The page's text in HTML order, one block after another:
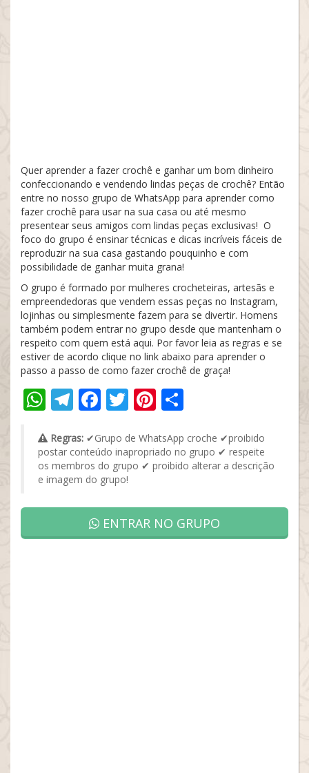
Quer aprender a fazer crochê e ganhar um bom dinheiro
confeccionando e vendendo lindas peças de crochê? Então
entre no nosso grupo de WhatsApp para aprender como
fazer crochê para usar na sua casa ou até mesmo
presentear seus amigos com lindas peças exclusivas! O
foco do grupo é ensinar técnicas e dicas incríveis fáceis de
reproduzir na sua casa gastando pouquinho e com
possibilidade de ganhar muita grana!
O grupo é formado por mulheres crocheteiras, artesãs e
empreendedoras que vendem essas peças no Instagram,
lojinhas ou simplesmente fazem para se divertir. Homens
também podem entrar no grupo desde que mantenham o
respeito com quem está aqui. Por favor leia as regras e se
estiver de acordo clique no link abaixo para aprender o
passo a passo de como fazer crochê de graça!
WhatsApp
Telegram
Facebook
TwitterPinterest
Regras: ✔Grupo de WhatsApp croche ✔proibido
postar conteúdo inapropriado no grupo ✔ respeite
os membros do grupo ✔ proibido alterar a descrição
e imagem do grupo!
ENTRAR NO GRUPO